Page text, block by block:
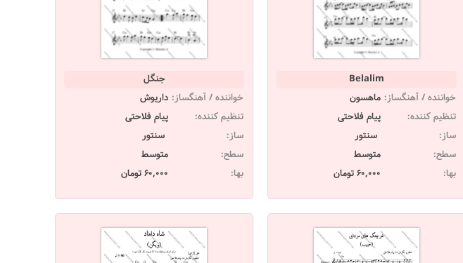
Belalim
خواننده / آهنگساز: ماهسون
تنظیم کننده:
پیام فلاحتی
ساز:
سنتور
سطح:
متوسط
بها:
60,000 تومان
جنگل
خواننده / آهنگساز: داریوش
تنظیم کننده:
پیام فلاحتی
ساز:
سنتور
سطح:
متوسط
بها:
60,000 تومان